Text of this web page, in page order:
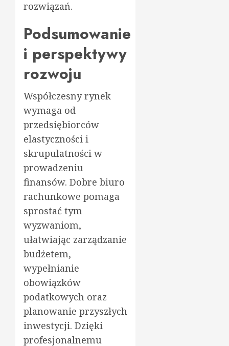
rozwiązań.
Podsumowanie
i perspektywy
rozwoju
Współczesny rynek
wymaga od
przedsiębiorców
elastyczności i
skrupulatności w
prowadzeniu
finansów. Dobre biuro
rachunkowe pomaga
sprostać tym
wyzwaniom,
ułatwiając zarządzanie
budżetem,
wypełnianie
obowiązków
podatkowych oraz
planowanie przyszłych
inwestycji. Dzięki
profesjonalnemu